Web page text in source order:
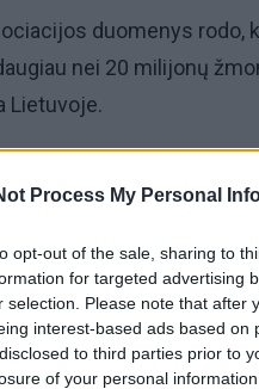
Process My Personal
opt-out of the sale, sharing to
for targeted advertising
selection. Please note that after
interest-based ads based
to third parties prior to
of your personal
duomenys rodo,
nei 20 milijonų
Lietuvoje.
per mažai
sistemos ligų
priežasčių.
galime